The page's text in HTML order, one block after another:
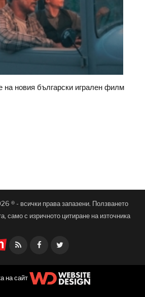
на новия български игрален филм
® - всички права запазени. Ползването
само с изричното цитиране на източника
Facebook
на сайт